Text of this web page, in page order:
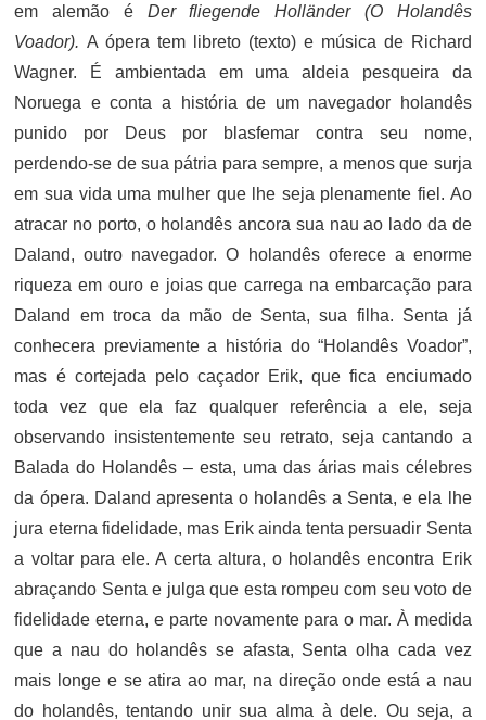
em alemão é Der fliegende Holländer (O Holandês
Voador).A ópera tem libreto (texto) e música de Richard
Wagner. É ambientada em uma aldeia pesqueira da
Noruega e conta a história de um navegador holandês
punido por Deus por blasfemar contra seu nome,
perdendo-se de sua pátria para sempre, a menos que surja
em sua vida uma mulher que lhe seja plenamente fiel. Ao
atracar no porto, o holandês ancora sua nau ao lado da de
Daland, outro navegador. O holandês oferece a enorme
riqueza em ouro e joias que carrega na embarcação para
Daland em troca da mão de Senta, sua filha. Senta já
conhecera previamente a história do “Holandês Voador”,
mas é cortejada pelo caçador Erik, que fica enciumado
toda vez que ela faz qualquer referência a ele, seja
observando insistentemente seu retrato, seja cantando a
Balada do Holandês – esta, uma das árias mais célebres
da ópera. Daland apresenta o holandês a Senta, e ela lhe
jura eterna fidelidade, mas Erik ainda tenta persuadir Senta
a voltar para ele. A certa altura, o holandês encontra Erik
abraçando Senta e julga que esta rompeu com seu voto de
fidelidade eterna, e parte novamente para o mar. À medida
que a nau do holandês se afasta, Senta olha cada vez
mais longe e se atira ao mar, na direção onde está a nau
do holandês, tentando unir sua alma à dele. Ou seja, a